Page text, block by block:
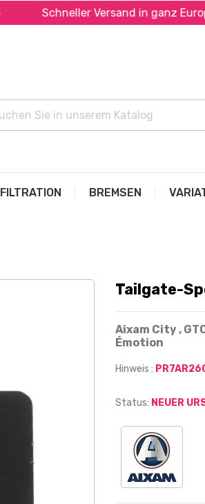
Schneller Versand in ganz Europa *
FILTRATION BREMSEN
Tailgate-
Aixam City ,
Émotion
Hinweis :
Status: NEUER